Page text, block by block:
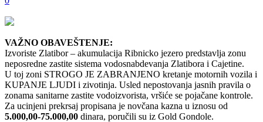
VAŽNO OBAVEŠTENJE:
Izvoriste Zlatibor – akumulacija Ribnicko jezero predstavlja zonu
neposredne zastite sistema vodosnabdevanja Zlatibora i Cajetine.
U toj zoni STROGO JE ZABRANJENO kretanje motornih vozila i
KUPANJE LJUDI i zivotinja. Usled nepostovanja jasnih pravila o
zonama sanitarne zastite vodoizvorista, vršiće se pojačane kontrole.
Za ucinjeni prekrsaj propisana je novčana kazna u iznosu od
5.000,00-75.000,00 dinara, poručili su iz Gold Gondole.